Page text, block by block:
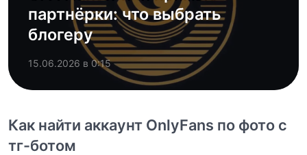
партнёрки: что выбрать
блогеру
15.06.2026 в 0:15
Как найти аккаунт OnlyFans по фото с
тг-ботом